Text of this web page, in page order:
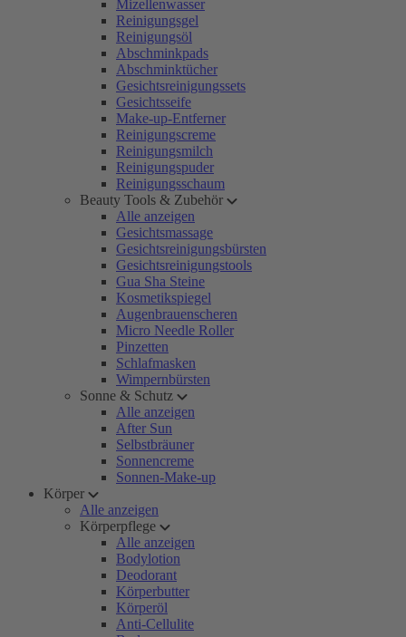
Mizellenwasser
Reinigungsgel
Reinigungsöl
Abschminkpads
Abschminktücher
Gesichtsreinigungssets
Gesichtsseife
Make-up-Entferner
Reinigungscreme
Reinigungsmilch
Reinigungspuder
Reinigungsschaum
Beauty Tools & Zubehör
Alle anzeigen
Gesichtsmassage
Gesichtsreinigungsbürsten
Gesichtsreinigungstools
Gua Sha Steine
Kosmetikspiegel
Augenbrauenscheren
Micro Needle Roller
Pinzetten
Schlafmasken
Wimpernbürsten
Sonne & Schutz
Alle anzeigen
After Sun
Selbstbräuner
Sonnencreme
Sonnen-Make-up
Körper
Alle anzeigen
Körperpflege
Alle anzeigen
Bodylotion
Deodorant
Körperbutter
Körperöl
Anti-Cellulite